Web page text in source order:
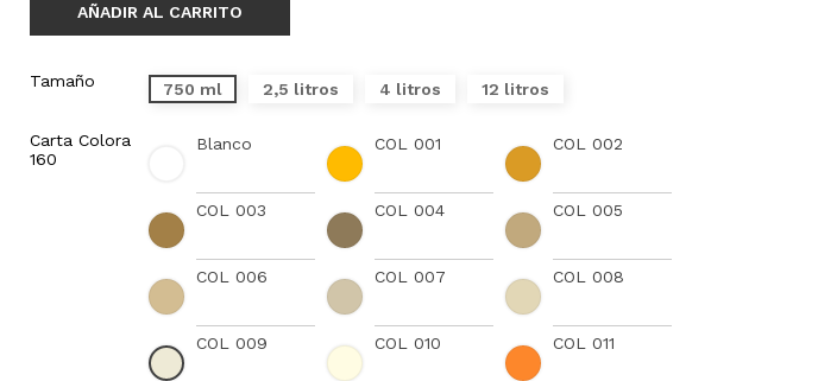
AÑADIR AL CARRITO
Tamaño 750 ml 2,5 litros 4 litros 12 litros
Carta Colora
160
Blanco COL 001 COL 002
COL 003 COL 004 COL 005
COL 006 COL 007 COL 008
COL 009 COL 010 COL 011